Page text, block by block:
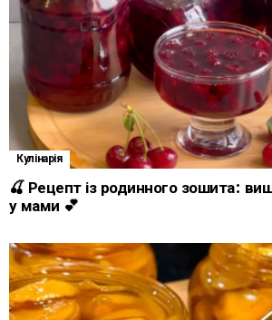
Кулінарія
🍒 Рецепт із родинного зошита:
у мами 💕